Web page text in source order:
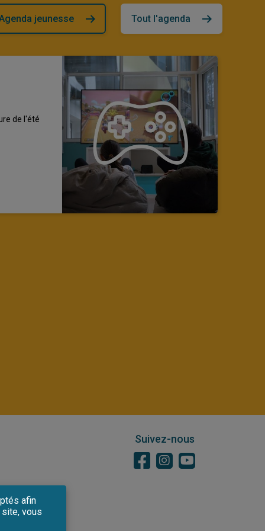
jeunesse Tout l'agenda
de l'été
Suivez-nous
afin
site, vous